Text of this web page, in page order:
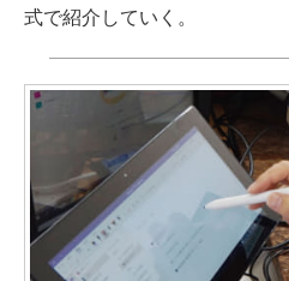
式で紹介していく。